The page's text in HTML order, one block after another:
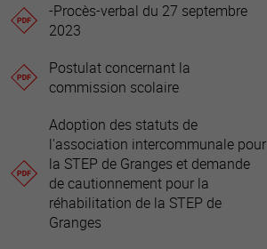
-Procès-verbal du 27 septembre
2023
Postulat concernant la
commission scolaire
Adoption des statuts de
l'association intercommunale pour
la STEP de Granges et demande
de cautionnement pour la
réhabilitation de la STEP de
Granges